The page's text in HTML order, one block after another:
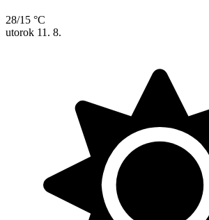
28/15 °C
utorok 11. 8.